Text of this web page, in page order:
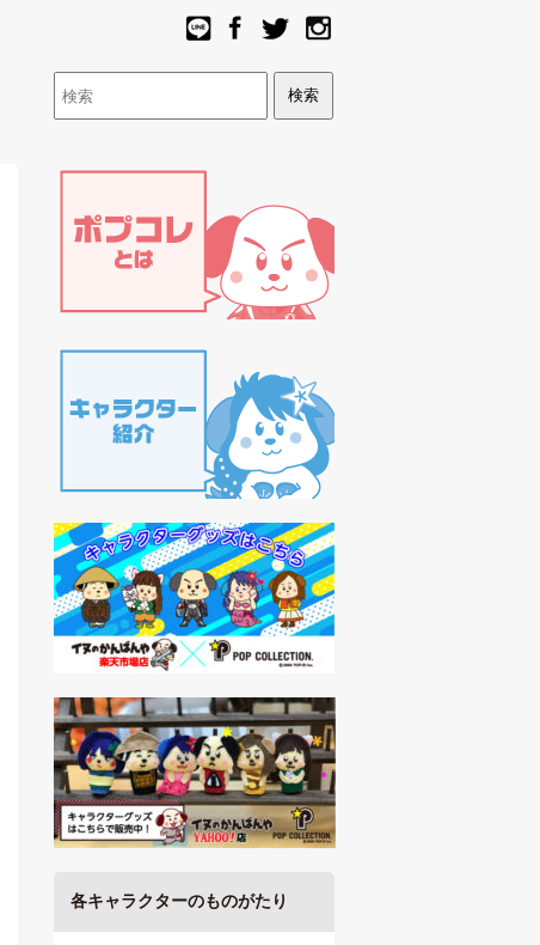
各キャラクターのものがたり